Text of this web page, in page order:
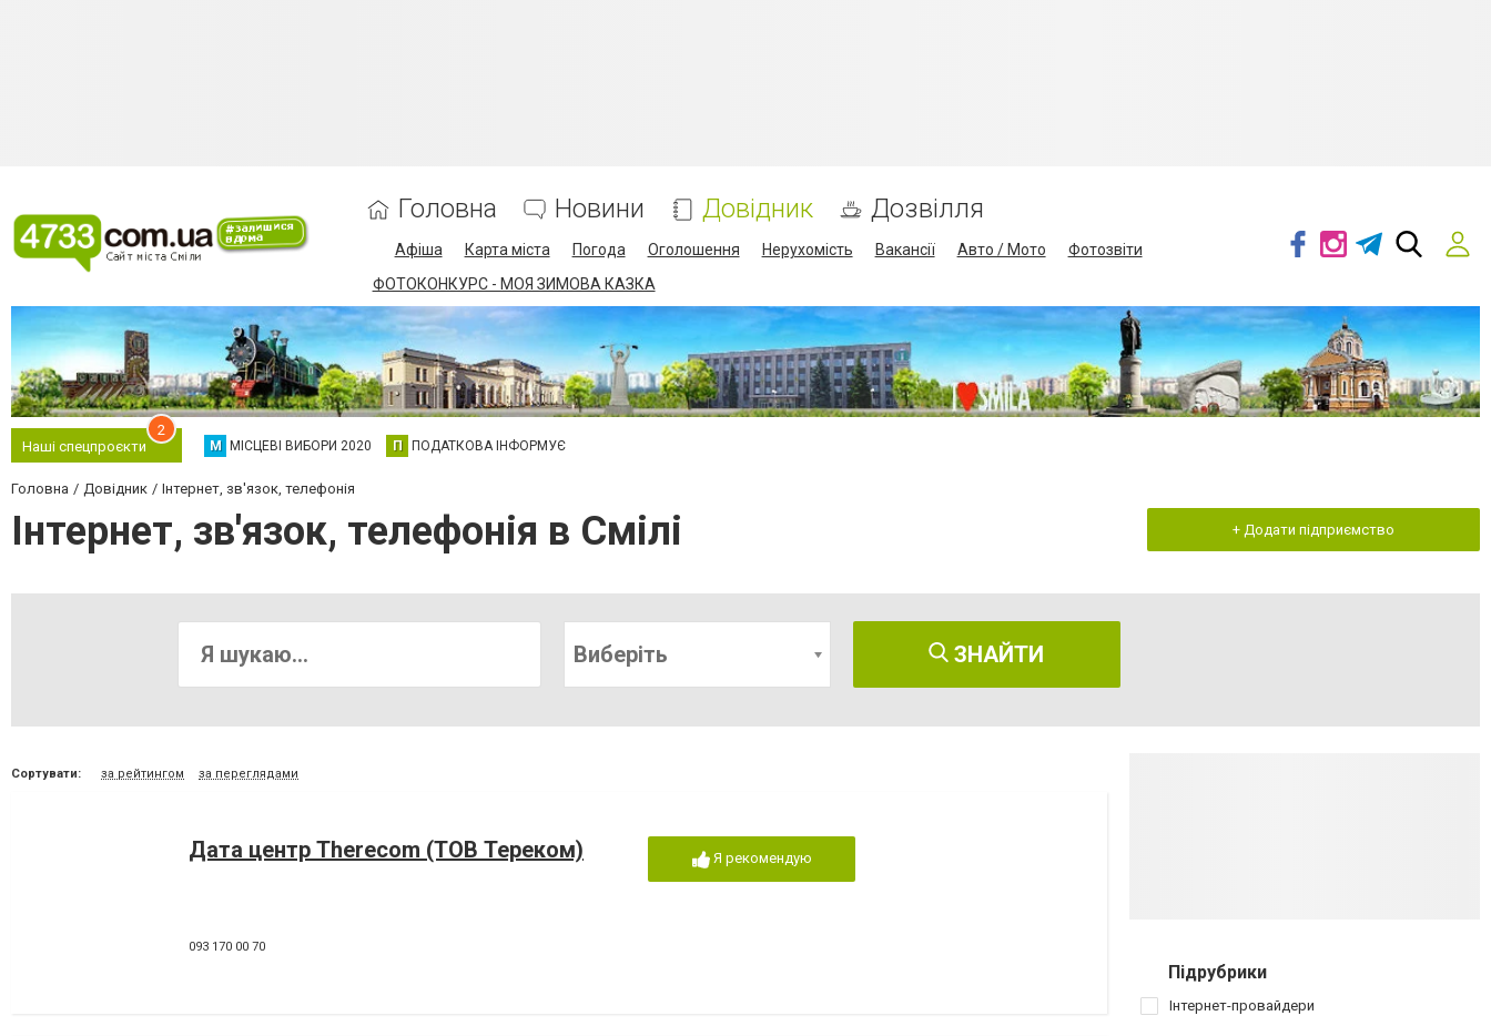
Головна Новини Довідник Дозвілля
Афіша Карта міста Погода Оголошення Нерухомість Вакансії Авто / Мото
Фотозвіти
ФОТОКОНКУРС - МОЯ ЗИМОВА КАЗКА
Наші спецпроєкти
2
М МІСЦЕВІ ВИБОРИ 2020 П ПОДАТКОВА ІНФОРМУЄ
Головна Довідник Інтернет, зв'язок, телефонія
Інтернет, зв'язок, телефонія в Смілі + Додати підприємство
Виберіть ЗНАЙТИ
Сортувати: за рейтингом за переглядами
Дата центр Therecom (ТОВ Тереком)
093 170 00 70
Я рекомендую
Підрубрики
Інтернет-провайдери